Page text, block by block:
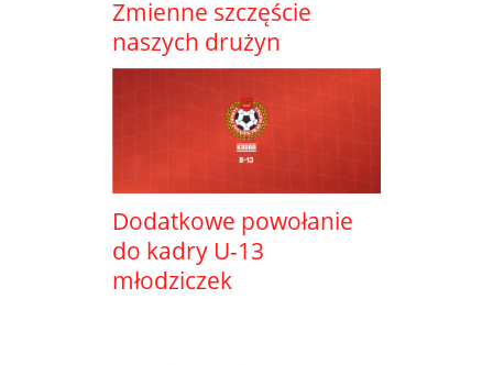
Zmienne szczęście
naszych drużyn
Dodatkowe powołanie
do kadry U-13
młodziczek